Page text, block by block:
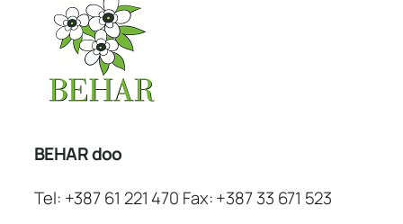
BEHAR doo
Tel: +387 61 221 470 Fax: +387 33 671 523